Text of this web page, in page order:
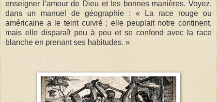
enseigner l’amour de Dieu et les bonnes manières. Voyez,
dans un manuel de géographie : « La race rouge ou
américaine a le teint cuivré ; elle peuplait notre continent,
mais elle disparaît peu à peu et se confond avec la race
blanche en prenant ses habitudes. »